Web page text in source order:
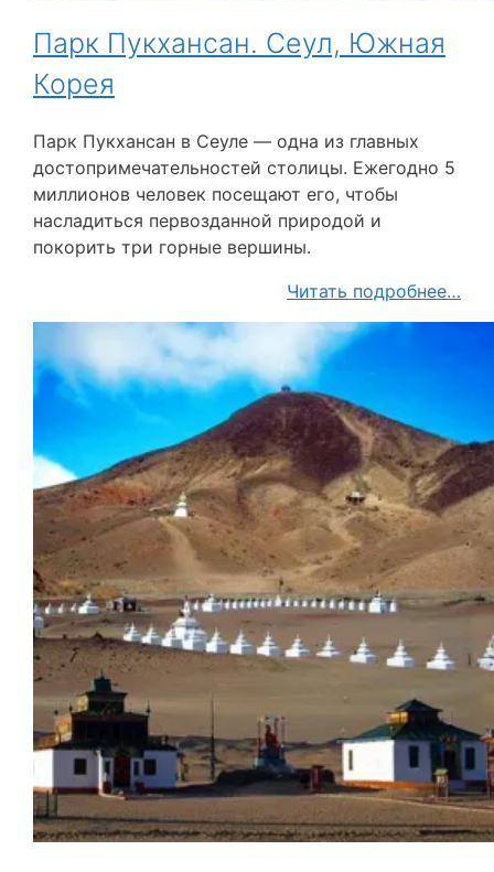
Парк Пукхансан. Сеул, Южная
Корея
Парк Пукхансан в Сеуле — одна из главных
достопримечательностей столицы. Ежегодно 5
миллионов человек посещают его, чтобы
насладиться первозданной природой и
покорить три горные вершины.
Читать подробнее…